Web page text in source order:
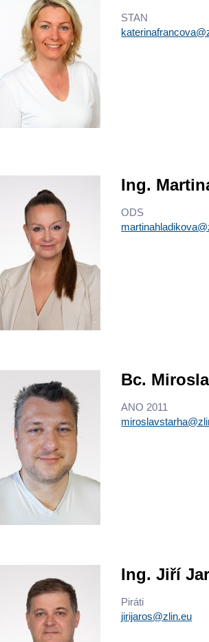
STAN
Ing.
ODS
Bc.
ANO 2011
Ing. Jiří
Piráti
jirijaros@zlin.eu